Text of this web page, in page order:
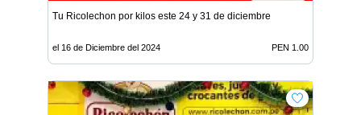
Tu Ricolechon por kilos este 24 y 31 de diciembre
el 16 de Diciembre del 2024 PEN 1.00